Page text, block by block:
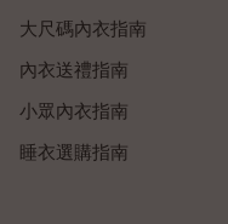
大尺碼內衣指南
內衣送禮指南
小眾內衣指南
睡衣選購指南